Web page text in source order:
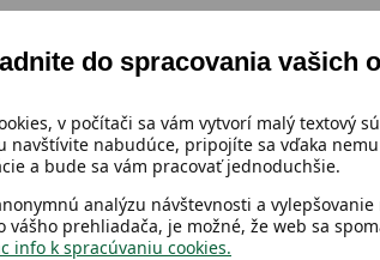
do spracovania vašich
v počítači sa vám vytvorí malý textový
navštívite nabudúce, pripojíte sa vďaka
a bude sa vám pracovať jednoduchšie.
analýzu návštevnosti a
vášho prehliadača, je možné, že web sa
info k spracúvaniu cookies.